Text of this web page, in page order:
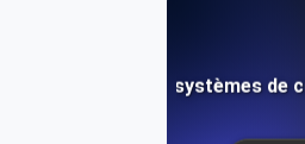
Qu'est-ce que les systèmes